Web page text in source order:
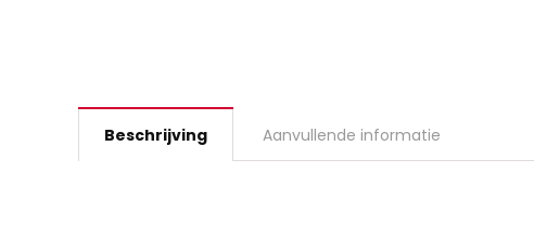
Beschrijving Aanvullende informatie